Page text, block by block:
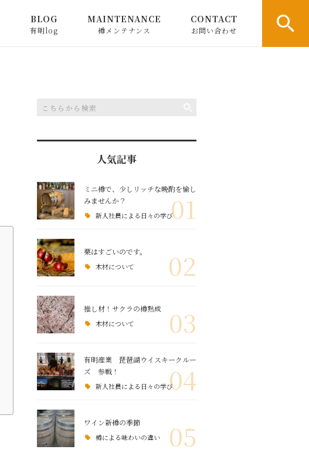
BLOG
有明log
MAINTENANCE
樽メンテナンス
CONTACT
お問い合わせ
人気記事
ミニ樽で、少しリッチな晩酌を愉し
みませんか？
新人社員による日々の学び01
栗はすごいのです。
木材について 02
推し材！サクラの樽熟成
木材について 03
有明産業 琵琶湖ウイスキークルー
ズ 参戦！
新人社員による日々の学び04
ワイン新樽の季節
樽による味わいの違い 05